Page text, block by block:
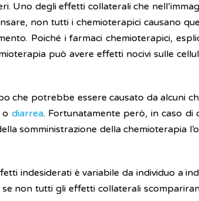
Uno degli effetti collaterali che
non tutti i chemioterapici causano
Poiché i farmaci chemioterapici,
può avere effetti nocivi sulle
che potrebbe essere causato da alcuni
o diarrea. Fortunatamente però, in caso di
somministrazione della chemioterapia
indesiderati è variabile da individuo a
non tutti gli effetti collaterali